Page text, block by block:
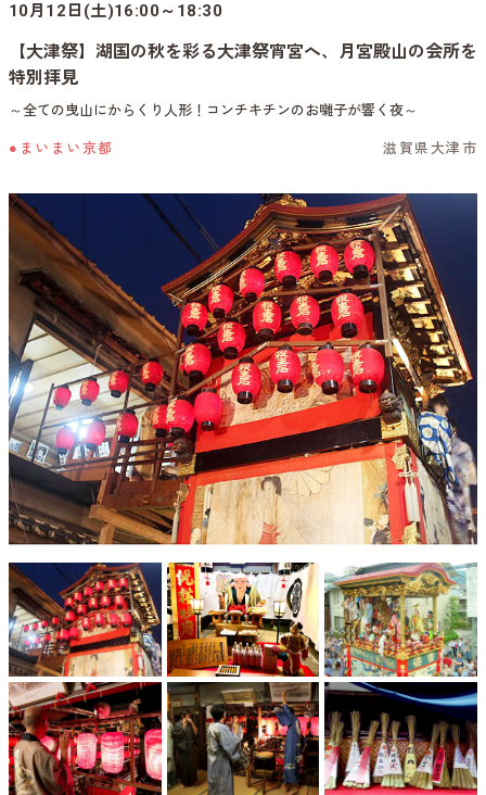
10月12日(土)16:00～18:30
【大津祭】湖国の秋を彩る大津祭宵宮へ、月宮殿山の会所を
特別拝見
～全ての曳山にからくり人形！コンチキチンのお囃子が響く夜～
●まいまい京都 滋賀県大津市